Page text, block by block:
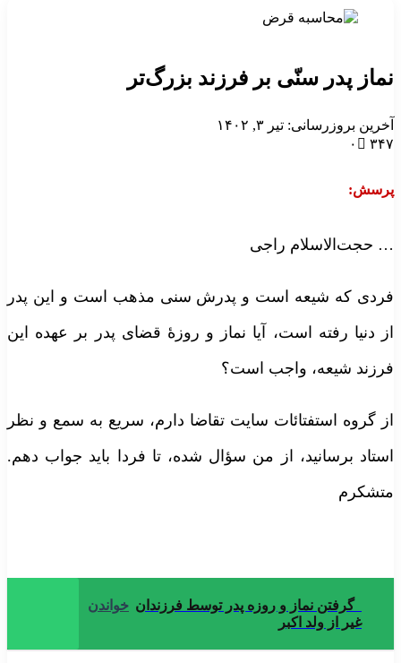
پدر سنّی بر فرزند بزرگ‌تر
بروزرسانی: تیر ۳, ۱۴۰۲
۰
حجت‌الاسلام راجی
که شیعه است و پدرش سنی مذهب است و این پدر
دنیا رفته است، آیا نماز و روزهٔ قضای پدر بر عهده این
شیعه، واجب است؟
گروه استفتائات سایت تقاضا دارم، سریع به سمع و نظر
برسانید، از من سؤال شده، تا فردا باید جواب دهم.
خواندن گرفتن نماز و روزه پدر توسط فرزندان
غیر از ولد اکبر